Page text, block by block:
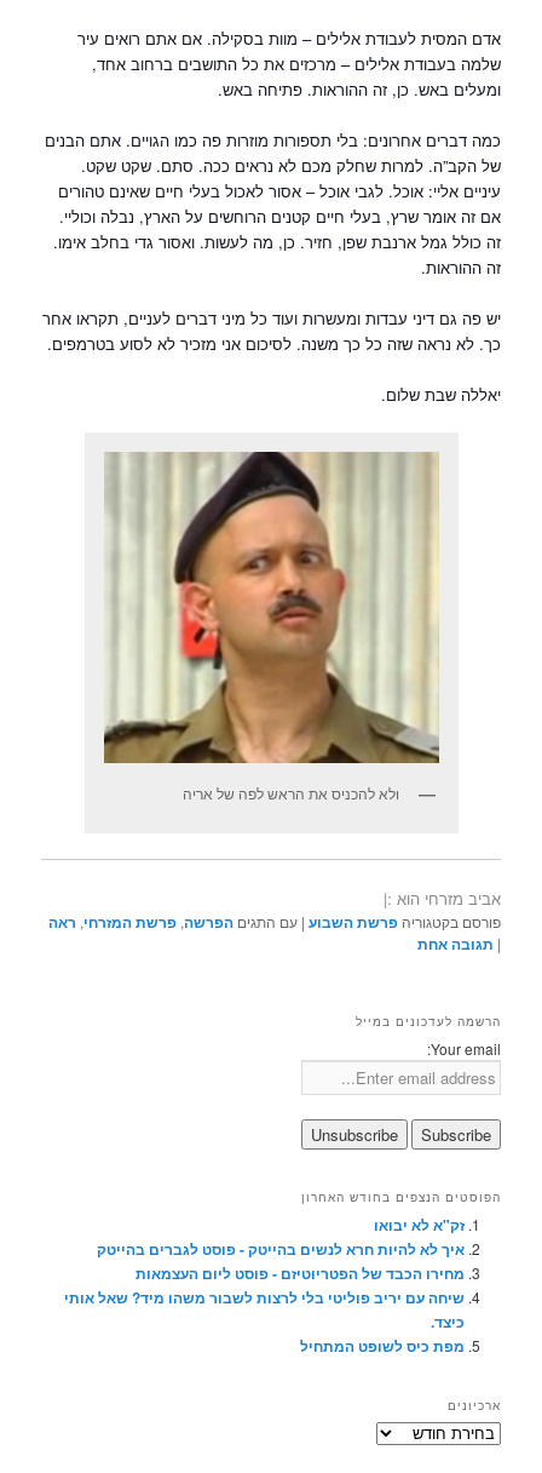
אדם המסית לעבודת אלילים – מוות בסקילה. אם אתם רואים עיר
שלמה בעבודת אלילים – מרכזים את כל התושבים ברחוב אחד,
ומעלים באש. כן, זה ההוראות. פתיחה באש.
כמה דברים אחרונים: בלי תספורות מוזרות פה כמו הגויים. אתם הבנים
של הקב”ה. למרות שחלק מכם לא נראים ככה. סתם. שקט שקט.
עיניים אליי: אוכל. לגבי אוכל – אסור לאכול בעלי חיים שאינם טהורים
אם זה אומר שרץ, בעלי חיים קטנים הרוחשים על הארץ, נבלה וכוליי.
זה כולל גמל ארנבת שפן, חזיר. כן, מה לעשות. ואסור גדי בחלב אימו.
זה ההוראות.
יש פה גם דיני עבדות ומעשרות ועוד כל מיני דברים לעניים, תקראו אחר
כך. לא נראה שזה כל כך משנה. לסיכום אני מזכיר לא לסוע בטרמפים.
יאללה שבת שלום.
ולא להכניס את הראש לפה של אריה
אביב מזרחי הוא :|
פורסם בקטגוריה פרשת השבוע |עם התגים הפרשה,פרשת המזרחי, ראה
| תגובהאחת
הרשמה לעדכונים במייל
Your email:
הפוסטים הנצפים בחודש האחרון
זק"א לא יבואו
איך לא להיות חרא לנשים בהייטק - פוסט לגברים בהייטק
מחירו הכבד של הפטריוטיזם - פוסט ליום העצמאות
שיחה עם יריב פוליטי בלי לרצות לשבור משהו מיד? שאל אותי
כיצד.
מפת כיס לשופט המתחיל
ארכיונים
ארכיונים